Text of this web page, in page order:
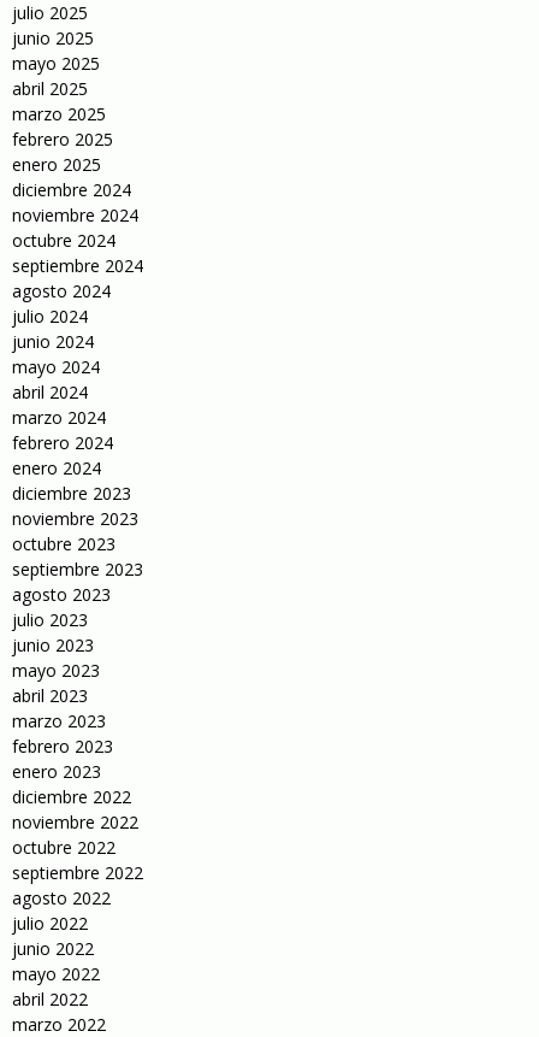
julio 2025
junio 2025
mayo 2025
abril 2025
marzo 2025
febrero 2025
enero 2025
diciembre 2024
noviembre 2024
octubre 2024
septiembre 2024
agosto 2024
julio 2024
junio 2024
mayo 2024
abril 2024
marzo 2024
febrero 2024
enero 2024
diciembre 2023
noviembre 2023
octubre 2023
septiembre 2023
agosto 2023
julio 2023
junio 2023
mayo 2023
abril 2023
marzo 2023
febrero 2023
enero 2023
diciembre 2022
noviembre 2022
octubre 2022
septiembre 2022
agosto 2022
julio 2022
junio 2022
mayo 2022
abril 2022
marzo 2022